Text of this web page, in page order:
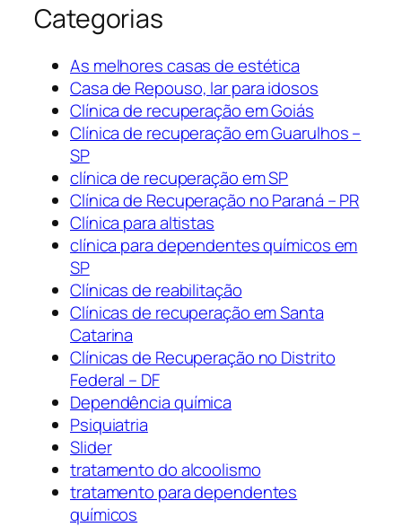
Categorias
As melhores casas de estética
Casa de Repouso, lar para idosos
Clínica de recuperação em Goiás
Clínica de recuperação em Guarulhos –
SP
clínica de recuperação em SP
Clínica de Recuperação no Paraná – PR
Clínica para altistas
clínica para dependentes químicos em
SP
Clínicas de reabilitação
Clínicas de recuperação em Santa
Catarina
Clínicas de Recuperação no Distrito
Federal – DF
Dependência química
Psiquiatria
Slider
tratamento do alcoolismo
tratamento para dependentes
químicos